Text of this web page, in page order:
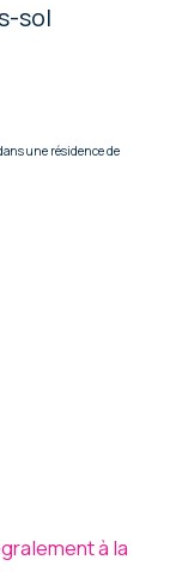
sol
une résidence de
à la